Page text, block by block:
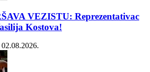
VEZISTU: Reprezentativac
Kostova!
02.08.2026.